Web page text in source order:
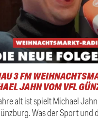
3 FM
JAHN VOM VFL
alt ist spielt Michael
Was der Sport und